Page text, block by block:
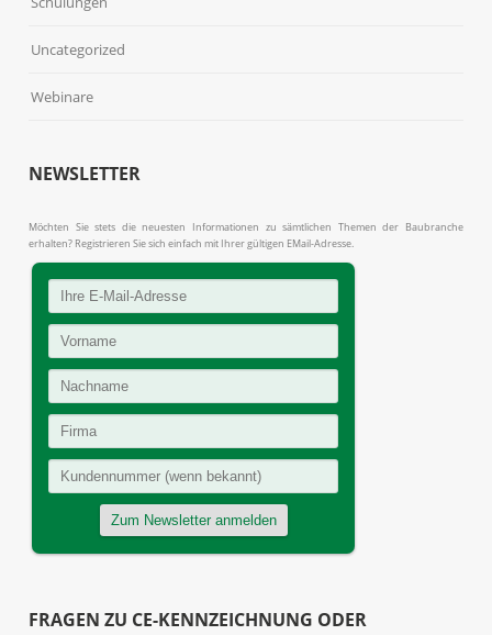
Uncategorized
Webinare
NEWSLETTER
Möchten Sie stets die neuesten Informationen zu sämtlichen Themen der Baubranche
erhalten? Registrieren Sie sich einfach mit Ihrer gültigen EMail-Adresse.
FRAGEN ZU CE-KENNZEICHNUNG ODER